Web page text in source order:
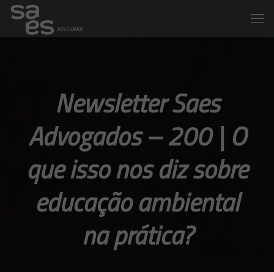
Newsletter Saes
Advogados – 200 | O
que isso nos diz sobre
educação ambiental
na prática?